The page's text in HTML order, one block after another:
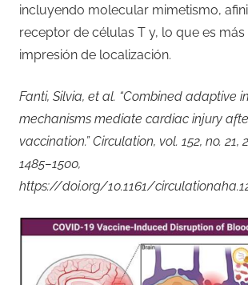
incluyendo molecular mimetismo,
receptor de células T y, lo que es
impresión de localización.
Fanti, Silvia, et al. “Combined adaptive
mechanisms mediate cardiac injury
vaccination.” Circulation, vol. 152, no. 21,
1485–1500,
https://doi.org/10.1161/